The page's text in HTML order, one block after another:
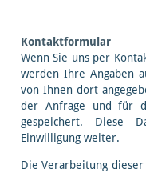
Kontaktformular
Wenn Sie uns per
werden Ihre Angaben
von Ihnen dort
der Anfrage und für
gespeichert. Diese
Einwilligung weiter.
Die Verarbeitung